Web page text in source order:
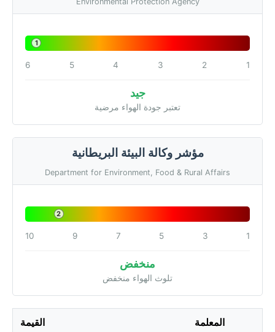
1
1
2
3
4
5
6
جيد
تعتبر جودة الهواء مرضية
مؤشر وكالة البيئة البريطانية
Department for Environment, Food & Rural Affairs
2
1
3
5
7
9
10
منخفض
تلوث الهواء منخفض
المعلمة القيمة